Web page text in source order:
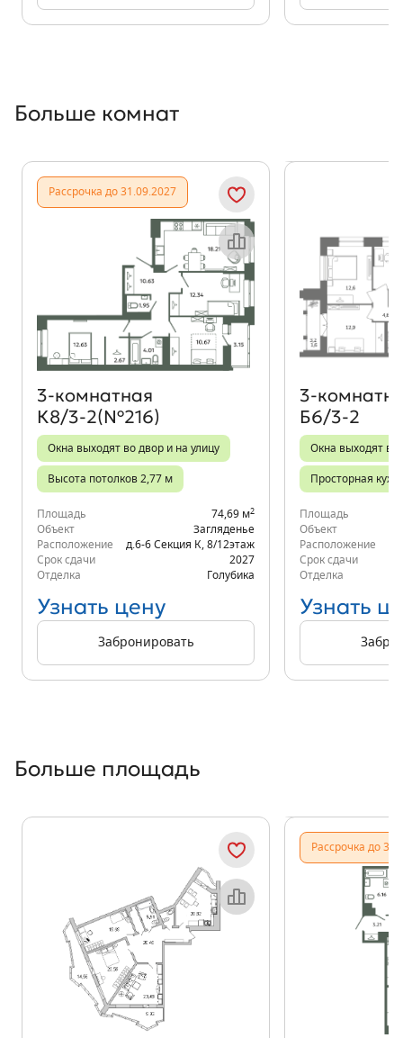
Больше комнат
Рассрочка до 31.09.2027
Объект месяца
3‑комнатная
К8/3-2(№216)
Окна выходят во двор и на улицу
Высота потолков 2,77 м
Площадь 74,69 м2
Объект
Загляденье
Расположение
д.6-6 Секция К 8/12этаж
Срок сдачи
2027
Отделка
Голубика
Узнать цену
Забронировать
Б6/3-2
Окна выходят во
Просторная
Площадь
Объект
Расположение
Срок сдачи
Отделка
Узнать
Больше площадь
Рассрочка до